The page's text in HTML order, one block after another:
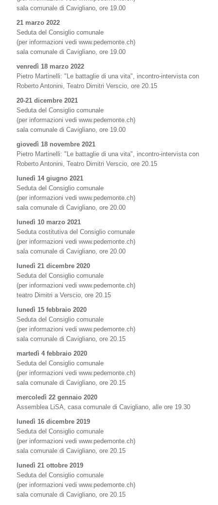
sala comunale di Cavigliano, ore 19.00
21 marzo 2022
Seduta del Consiglio comunale
(per informazioni vedi www.pedemonte.ch)
sala comunale di Cavigliano, ore 19.00
venredì 18 marzo 2022
Pietro Martinelli: "Le battaglie di una vita", incontro-intervista con
Roberto Antonini, Teatro Dimitri Verscio, ore 20.15
20-21 dicembre 2021
Seduta del Consiglio comunale
(per informazioni vedi www.pedemonte.ch)
sala comunale di Cavigliano, ore 19.00
giovedì 18 novembre 2021
Pietro Martinelli: "Le battaglie di una vita", incontro-intervista con
Roberto Antonini, Teatro Dimitri Verscio, ore 20.15
lunedì 14 giugno 2021
Seduta del Consiglio comunale
(per informazioni vedi www.pedemonte.ch)
sala comunale di Cavigliano, ore 20.00
lunedì 10 marzo 2021
Seduta costitutiva del Consiglio comunale
(per informazioni vedi www.pedemonte.ch)
sala comunale di Cavigliano, ore 20.00
lunedì 21 dicembre 2020
Seduta del Consiglio comunale
(per informazioni vedi www.pedemonte.ch)
teatro Dimitri a Verscio, ore 20.15
lunedì 15 febbraio 2020
Seduta del Consiglio comunale
(per informazioni vedi www.pedemonte.ch)
sala comunale di Cavigliano, ore 20.15
martedì 4 febbraio 2020
Seduta del Consiglio comunale
(per informazioni vedi www.pedemonte.ch)
sala comunale di Cavigliano, ore 20.15
mercoledì 22 gennaio 2020
Assemblea LiSA, casa comunale di Cavigliano, alle ore 19.30
lunedì 16 dicembre 2019
Seduta del Consiglio comunale
(per informazioni vedi www.pedemonte.ch)
sala comunale di Cavigliano, ore 20.15
lunedì 21 ottobre 2019
Seduta del Consiglio comunale
(per informazioni vedi www.pedemonte.ch)
sala comunale di Cavigliano, ore 20.15